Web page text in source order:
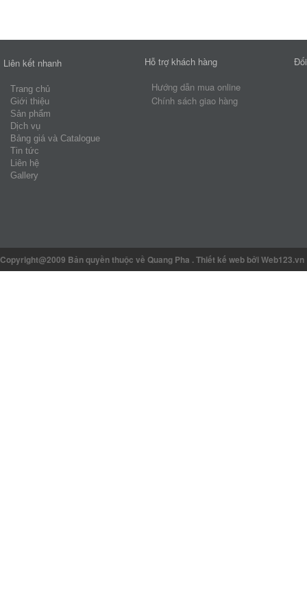
Liên kết nhanh
Trang chủ
Giới thiệu
Sản phẩm
Dịch vụ
Bảng giá và Catalogue
Tin tức
Liên hệ
Gallery
Hỗ trợ khách hàng
Hướng dẫn mua online
Chính sách giao hàng
Copyright@2009 Bản quyền thuộc về Quang Pha .Thiết kế web bởi Web123.vn